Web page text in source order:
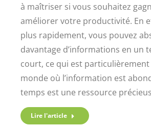
à maîtriser si vous souhaitez
améliorer votre productivité. En
plus rapidement, vous pouvez
davantage d’informations en un
court, ce qui est
monde où l’information est
temps est une ressource
Lire l'article